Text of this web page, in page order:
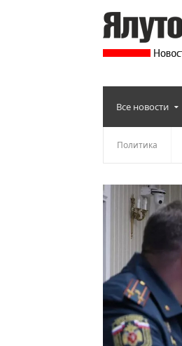
Все новости
Политика